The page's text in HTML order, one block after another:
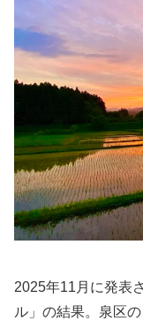
2025年11月に発表
ル」の結果。泉区